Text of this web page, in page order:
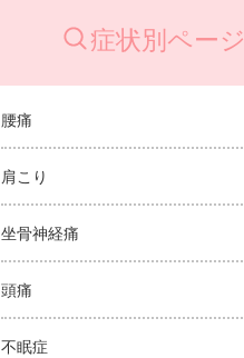
症状別ページ
腰痛
肩こり
坐骨神経痛
頭痛
不眠症